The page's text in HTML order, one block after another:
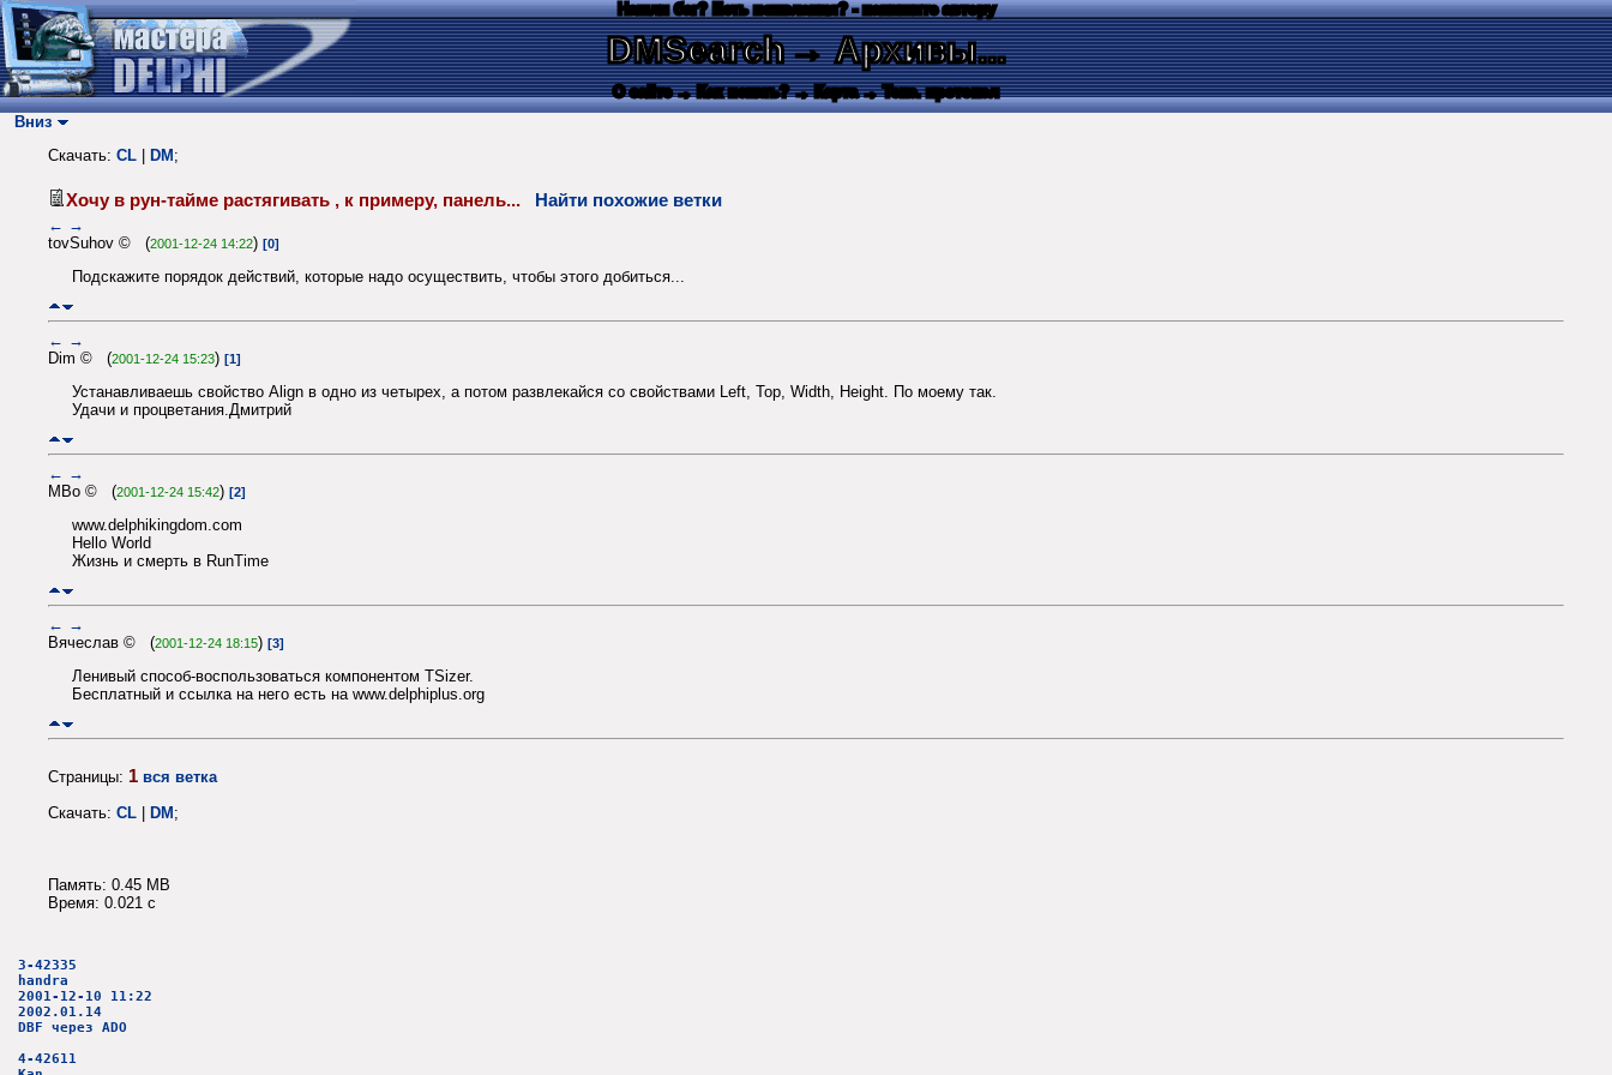
Нашли баг? Есть пожелания? - напишите автору
DMSearch→ Архивы...
О сайте → Как искать? → Карта → Текс. протокол
Вниз
Скачать: CL DM ;
Хочу в рун-тайме растягивать , к примеру, панель... Найти похожие ветки
← →
tovSuhov © (2001-12-24 14:22) [0]
Подскажите порядок действий, которые надо осуществить, чтобы этого добиться...
← →
Dim © (2001-12-24 15:23) [1]
Устанавливаешь свойство Align в одно из четырех, а потом развлекайся со свойствами Left, Top, Width, Height. По моему так.
Удачи и процветания.Дмитрий
← →
MBo © (2001-12-24 15:42) [2]
www.delphikingdom.com
Hello World
Жизнь и смерть в RunTime
← →
Вячеслав © (2001-12-24 18:15) [3]
Ленивый способ-воспользоваться компонентом TSizer.
Бесплатный и ссылка на него есть на www.delphiplus.org
Страницы: 1 вся ветка
Скачать: CL | DM;
Память: 0.45 MB
Время: 0.021 c
3-42335
handra
2001-12-10 11:22
2002.01.14
DBF через ADO
4-42611